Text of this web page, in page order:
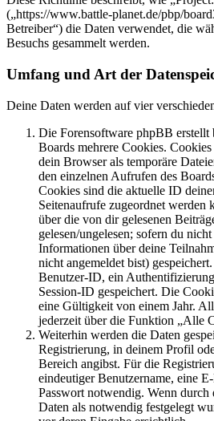
(„https://www.battle-planet.de/pbp/
Betreiber“) die Daten verwendet, die
Besuchs gesammelt werden.
Umfang und Art der
Deine Daten werden auf vier
Die Forensoftware phpBB erstellt
Boards mehrere Cookies.
dein Browser als temporäre
den einzelnen Aufrufen des
Cookies sind die aktuelle ID
Seitenaufrufe zugeordnet werden
über die von dir gelesenen
gelesen/ungelesen; sofern du
Informationen über deine
nicht angemeldet bist)
Benutzer-ID, ein
Session-ID gespeichert. Die
eine Gültigkeit von einem Jahr.
jederzeit über die Funktion „Alle
Weiterhin werden die Daten
Registrierung, in deinem Profil
Bereich angibst. Für die
eindeutiger Benutzername, eine
Passwort notwendig. Wenn durch
Daten als notwendig festgelegt